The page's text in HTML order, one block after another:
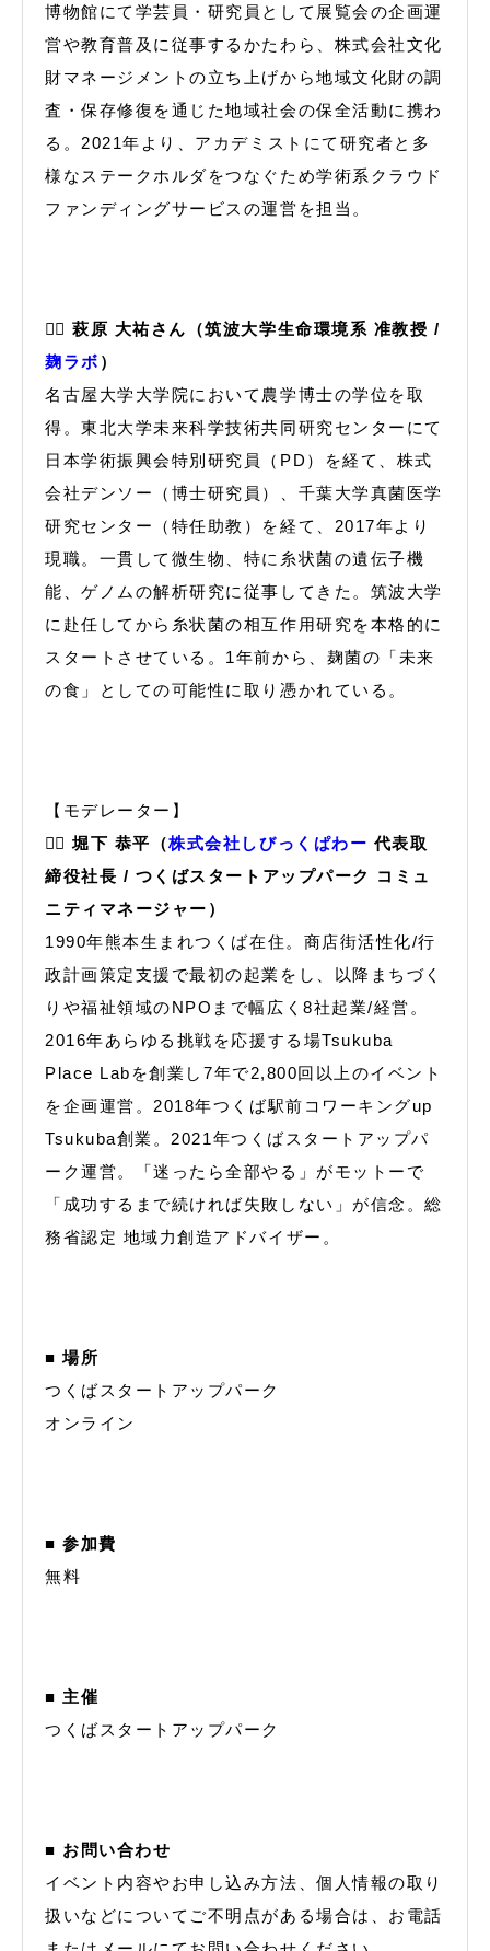
博物館にて学芸員・研究員として展覧会の企画運
営や教育普及に従事するかたわら、株式会社文化
財マネージメントの立ち上げから地域文化財の調
査・保存修復を通じた地域社会の保全活動に携わ
る。2021年より、アカデミストにて研究者と多
様なステークホルダをつなぐため学術系クラウド
ファンディングサービスの運営を担当。
🙋‍♂️萩原 大祐さん（筑波大学生命環境系 准教授 /
麹ラボ ）
名古屋大学大学院において農学博士の学位を取
得。東北大学未来科学技術共同研究センターにて
日本学術振興会特別研究員（PD）を経て、株式
会社デンソー（博士研究員）、千葉大学真菌医学
研究センター（特任助教）を経て、2017年より
現職。一貫して微生物、特に糸状菌の遺伝子機
能、ゲノムの解析研究に従事してきた。筑波大学
に赴任してから糸状菌の相互作用研究を本格的に
スタートさせている。1年前から、麹菌の「未来
の食」としての可能性に取り憑かれている。
【モデレーター】
🙋‍♂️堀下 恭平（株式会社しびっくぱわー 代表取
締役社長 / つくばスタートアップパーク コミュ
ニティマネージャー）
1990年熊本生まれつくば在住。商店街活性化/行
政計画策定支援で最初の起業をし、以降まちづく
りや福祉領域のNPOまで幅広く8社起業/経営。
2016年あらゆる挑戦を応援する場Tsukuba
Place Labを創業し7年で2,800回以上のイベント
を企画運営。2018年つくば駅前コワーキングup
Tsukuba創業。2021年つくばスタートアップパ
ーク運営。「迷ったら全部やる」がモットーで
「成功するまで続ければ失敗しない」が信念。総
務省認定 地域力創造アドバイザー。
■ 場所
つくばスタートアップパーク
オンライン
■ 参加費
無料
■ 主催
つくばスタートアップパーク
■ お問い合わせ
イベント内容やお申し込み方法、個人情報の取り
扱いなどについてご不明点がある場合は、お電話